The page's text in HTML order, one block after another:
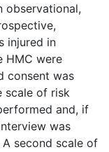
observational,
injured in
HMC were
consent was
scale of risk
and, if
was
second scale of